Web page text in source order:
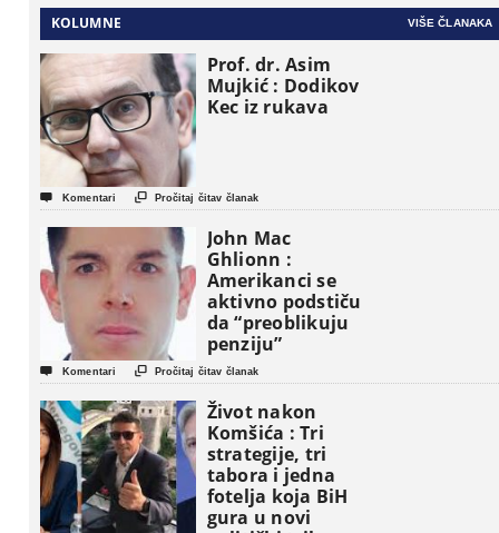
KOLUMNE VIŠE ČLANAKA
Prof. dr. Asim
Mujkić : Dodikov
Kec iz rukava
 Komentari  Pročitaj čitav članak
John Mac
Ghlionn :
Amerikanci se
aktivno podstiču
da “preoblikuju
penziju”
 Komentari  Pročitaj čitav članak
Život nakon
Komšića : Tri
strategije, tri
tabora i jedna
fotelja koja BiH
gura u novi